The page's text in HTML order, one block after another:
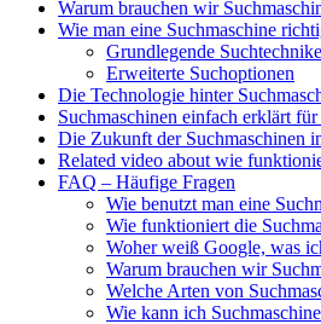
Warum brauchen wir
Wie man eine Suchmaschine
Grundlegende
Erweiterte Suchoptionen
Die Technologie hinter
Suchmaschinen einfach erklärt
Die Zukunft der Suchmaschinen
Related video about wie
FAQ – Häufige Fragen
Wie benutzt man eine
Wie funktioniert die
Woher weiß Google, was
Warum brauchen wir
Welche Arten von
Wie kann ich